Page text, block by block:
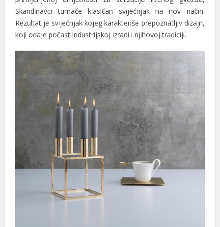
Skandinavci tumače klasičan svijećnjak na nov način.
Rezultat je svijećnjak kojeg karakteriše prepoznatljiv dizajn,
koji odaje počast industrijskoj izradi i njihovoj tradiciji.